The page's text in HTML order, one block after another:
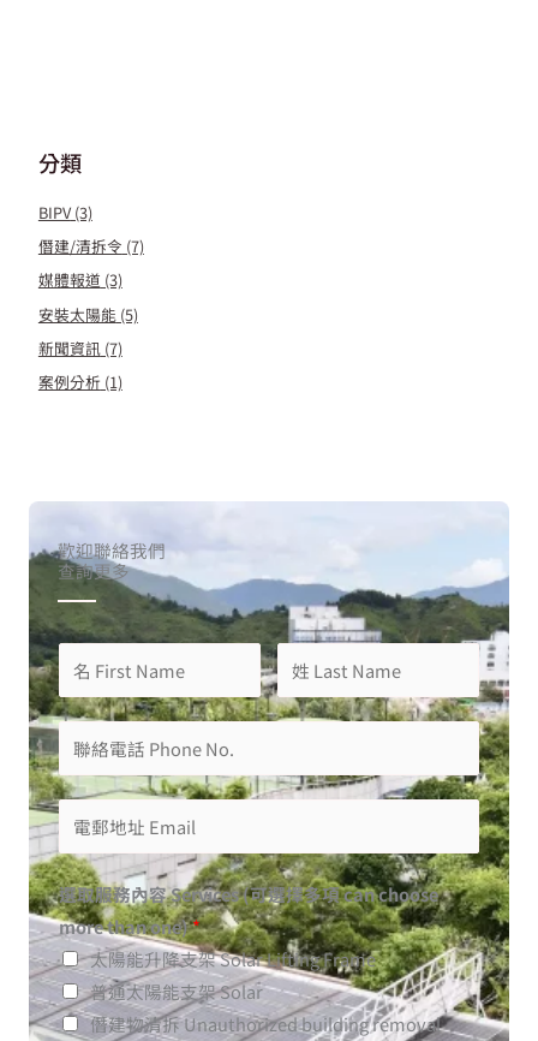
分類
BIPV(3)
僭建/清拆令 (7)
媒體報道 (3)
安裝太陽能 (5)
新聞資訊(7)
案例分析 (1)
歡迎聯絡我們
查詢更多
選取服務內容 Services (可選擇多項 can choose
more than one)*
太陽能升降支架 Solar Lifting Frame
普通太陽能支架 Solar
僭建物清拆 Unauthorized building removal